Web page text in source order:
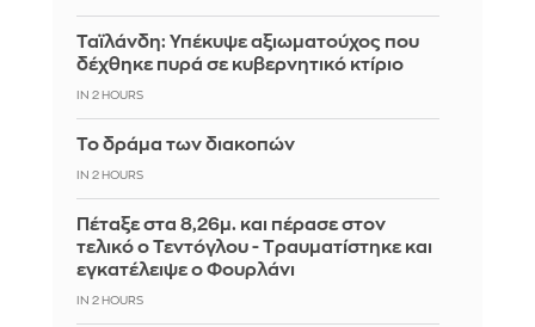
Ταϊλάνδη: Υπέκυψε αξιωματούχος που
δέχθηκε πυρά σε κυβερνητικό κτίριο
IN 2 HOURS
Το δράμα των διακοπών
IN 2 HOURS
Πέταξε στα 8,26μ. και πέρασε στον
τελικό ο Τεντόγλου - Tραυματίστηκε και
εγκατέλειψε ο Φουρλάνι
IN 2 HOURS